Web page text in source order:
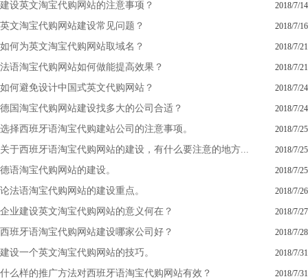
建设英文淘宝代购网站的注意事项？ 2018/7/14
英文淘宝代购网站建设常见问题？ 2018/7/16
如何为英文淘宝代购网站取域名？ 2018/7/21
法语淘宝代购网站如何做能提高效果？ 2018/7/21
如何避免设计中国式英文代购网站？ 2018/7/24
德国淘宝代购网站建设找多大的公司合适？ 2018/7/24
选择西班牙语淘宝代购建站公司的注意事项。 2018/7/25
关于西班牙语淘宝代购网站的建设，有什么要注意的地方... 2018/7/25
德语淘宝代购网站的建设。 2018/7/25
论法语淘宝代购网站的建设重点。 2018/7/26
企业建设英文淘宝代购网站的意义何在？ 2018/7/27
西班牙语淘宝代购网站建设哪家公司好？ 2018/7/28
建设一个英文淘宝代购网站的技巧。 2018/7/31
什么样的推广方法对西班牙语淘宝代购网站有效？ 2018/7/31